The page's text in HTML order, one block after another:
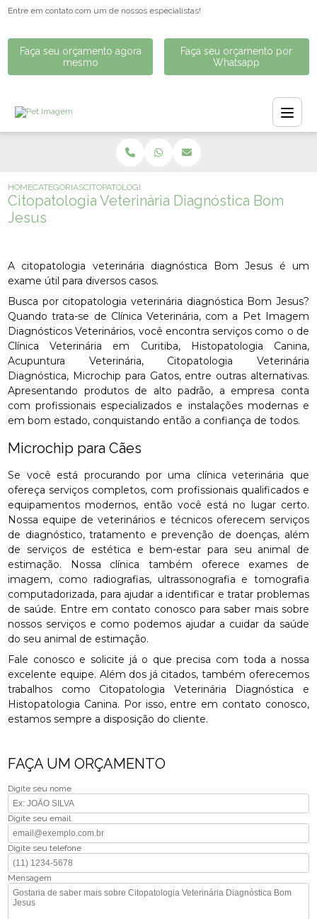
Entre em contato com um de nossos especialistas!
Faça seu orçamento agora
mesmo
Faça seu orçamento por
Whatsapp
HOMECATEGORIASCITOPATOLOGIA VETERINÁRIA DIAGNÓSTICA BOM JESUS
Citopatologia Veterinária Diagnóstica Bom
Jesus
A citopatologia veterinária diagnóstica Bom Jesus é um
exame útil para diversos casos.
Busca por citopatologia veterinária diagnóstica Bom Jesus?
Quando trata-se de Clínica Veterinária, com a Pet Imagem
Diagnósticos Veterinários, você encontra serviços como o de
Clínica Veterinária em Curitiba, Histopatologia Canina,
Acupuntura Veterinária, Citopatologia Veterinária
Diagnóstica, Microchip para Gatos, entre outras alternativas.
Apresentando produtos de alto padrão, a empresa conta
com profissionais especializados e instalações modernas e
em bom estado, conquistando então a confiança de todos.
Microchip para Cães
Se você está procurando por uma clínica veterinária que
ofereça serviços completos, com profissionais qualificados e
equipamentos modernos, então você está no lugar certo.
Nossa equipe de veterinários e técnicos oferecem serviços
de diagnóstico, tratamento e prevenção de doenças, além
de serviços de estética e bem-estar para seu animal de
estimação. Nossa clínica também oferece exames de
imagem, como radiografias, ultrassonografia e tomografia
computadorizada, para ajudar a identificar e tratar problemas
de saúde. Entre em contato conosco para saber mais sobre
nossos serviços e como podemos ajudar a cuidar da saúde
do seu animal de estimação.
Fale conosco e solicite já o que precisa com toda a nossa
excelente equipe. Além dos já citados, também oferecemos
trabalhos como Citopatologia Veterinária Diagnóstica e
Histopatologia Canina. Por isso, entre em contato conosco,
estamos sempre a disposição do cliente.
FAÇA UM ORÇAMENTO
Digite seu nome
Digite seu email
Digite seu telefone
Mensagem